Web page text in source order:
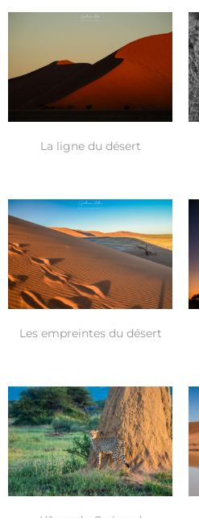
La ligne du désert
Les empreintes du désert